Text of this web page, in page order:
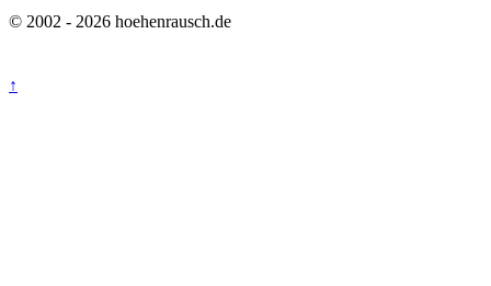
© 2002 - 2026 hoehenrausch.de
↑